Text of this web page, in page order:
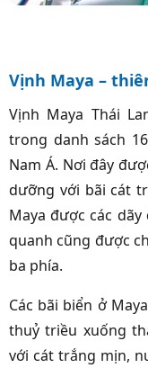
Vịnh Maya –
Vịnh Maya Thái
trong danh sách
Nam Á. Nơi đây
dưỡng với bãi cát
Maya được các
quanh cũng được
ba phía.
Các bãi biển ở
thuỷ triều xuống
với cát trắng mịn,